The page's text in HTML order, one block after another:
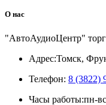
О нас
"АвтоАудиоЦентр"
Адрес:Томск,
Телефон: 8 (3822)
Часы работы:пн-